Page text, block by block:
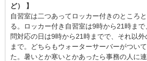
ど） 】
自習室は二つあってロッカー付きのところ
る。ロッカー付き自習室は9時から21時ま
問対応の日は9時から21時までで、それ以
まで。どちらもウォーターサーバーがつい
た。暑いとか寒いとかあったら事務の人に